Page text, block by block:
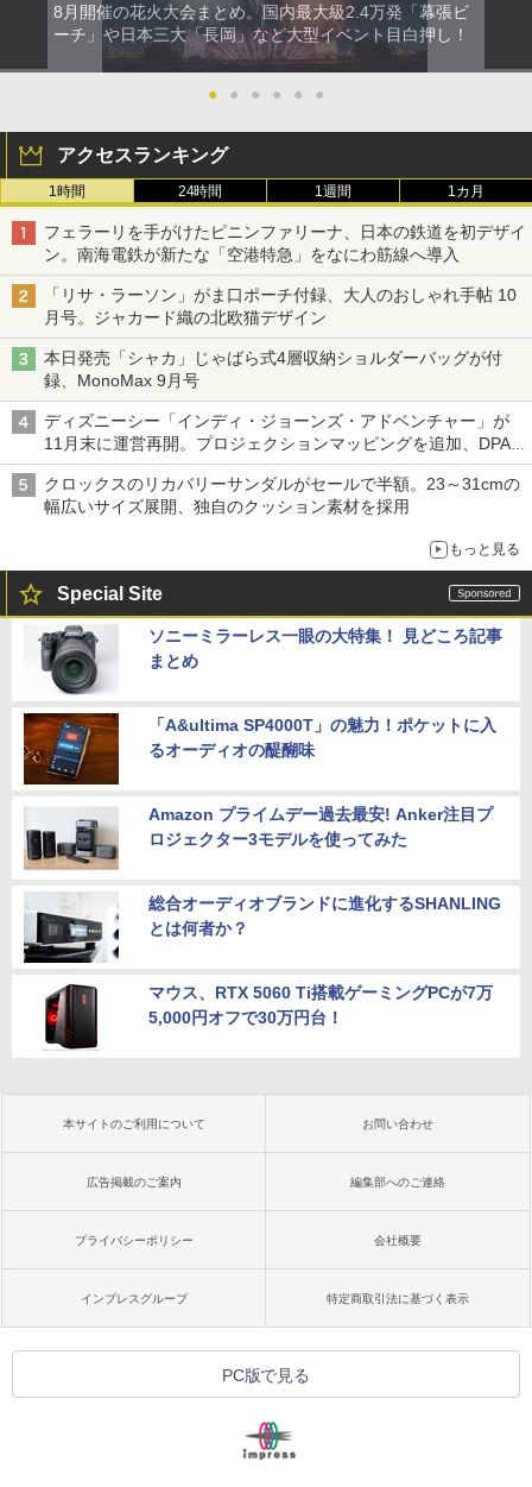
8月開催の花火大会まとめ。国内最大級2.4万発「幕張ビ
ーチ」や日本三大「長岡」など大型イベント目白押し！
● ● ● ● ● ●
アクセスランキング
1時間 24時間 1週間 1カ月
フェラーリを手がけたピニンファリーナ、日本の鉄道を初デザイ
ン。南海電鉄が新たな「空港特急」をなにわ筋線へ導入
「リサ・ラーソン」がま口ポーチ付録、大人のおしゃれ手帖 10
月号。ジャカード織の北欧猫デザイン
本日発売「シャカ」じゃばら式4層収納ショルダーバッグが付
録、MonoMax 9月号
ディズニーシー「インディ・ジョーンズ・アドベンチャー」が
11月末に運営再開。プロジェクションマッピングを追加、DPA
は1500円
クロックスのリカバリーサンダルがセールで半額。23～31cmの
幅広いサイズ展開、独自のクッション素材を採用
もっと見る
Special Site
ソニーミラーレス一眼の大特集！ 見どころ記事
まとめ
「A&ultima SP4000T」の魅力！ポケットに入
るオーディオの醍醐味
Amazon プライムデー過去最安! Anker注目プ
ロジェクター3モデルを使ってみた
総合オーディオブランドに進化するSHANLING
とは何者か？
マウス、RTX 5060 Ti搭載ゲーミングPCが7万
5,000円オフで30万円台！
本サイトのご利用について お問い合わせ
広告掲載のご案内 編集部へのご連絡
プライバシーポリシー 会社概要
インプレスグループ 特定商取引法に基づく表示
PC版で見る